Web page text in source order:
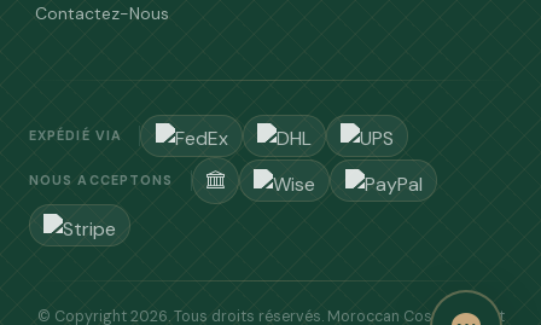
Contactez-Nous
EXPÉDIÉ VIA
NOUS ACCEPTONS
© Copyright 2026. Tous droits réservés. Moroccan Cosmetic. Fait